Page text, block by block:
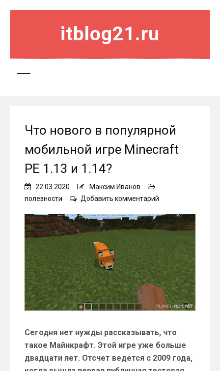
itblog21.ru
Что нового в популярной
мобильной игре Minecraft
PE 1.13 и 1.14?
22.03.2020
Максим Иванов
полезности
Добавить комментарий
нового
в
мобильной
игре
Minecraft
PE
1.13
1.14?
Сегодня нет нужды рассказывать, что
такое Майнкрафт. Этой игре уже больше
двадцати лет. Отсчет ведется с 2009 года,